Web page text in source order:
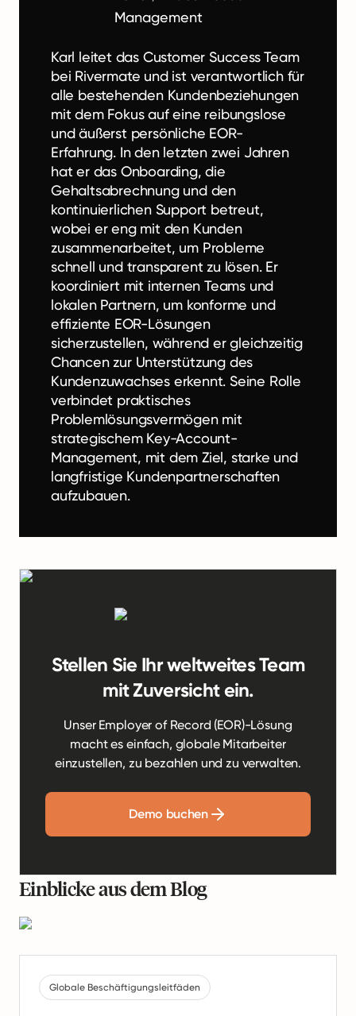
Management
Karl leitet das Customer Success Team
bei Rivermate und ist verantwortlich für
alle bestehenden Kundenbeziehungen
mit dem Fokus auf eine reibungslose
und äußerst persönliche EOR-
Erfahrung. In den letzten zwei Jahren
hat er das Onboarding, die
Gehaltsabrechnung und den
kontinuierlichen Support betreut,
wobei er eng mit den Kunden
zusammenarbeitet, um Probleme
schnell und transparent zu lösen. Er
koordiniert mit internen Teams und
lokalen Partnern, um konforme und
effiziente EOR-Lösungen
sicherzustellen, während er gleichzeitig
Chancen zur Unterstützung des
Kundenzuwachses erkennt. Seine Rolle
verbindet praktisches
Problemlösungsvermögen mit
strategischem Key-Account-
Management, mit dem Ziel, starke und
langfristige Kundenpartnerschaften
aufzubauen.
Stellen Sie Ihr weltweites Team
mit Zuversicht ein.
Unser Employer of Record (EOR)-Lösung
macht es einfach, globale Mitarbeiter
einzustellen, zu bezahlen und zu verwalten.
Demo buchen
Einblicke aus dem Blog
Globale Beschäftigungsleitfäden